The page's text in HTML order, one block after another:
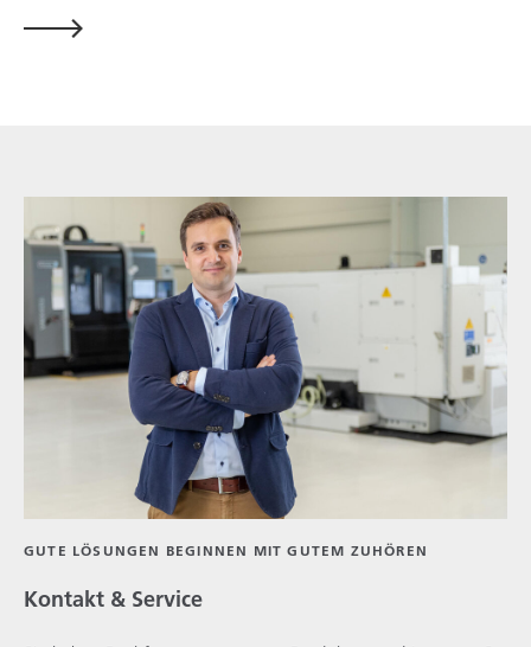
GUTE LÖSUNGEN BEGINNEN MIT GUTEM ZUHÖREN
Kontakt & Service